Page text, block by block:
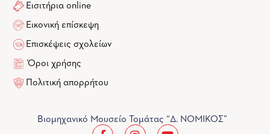
Εισιτήρια online
Εικονική επίσκεψη
Επισκέψεις σχολείων
Όροι χρήσης
Πολιτική απορρήτου
Βιομηχανικό Μουσείο Τομάτας “Δ. ΝΟΜΙΚΟΣ”